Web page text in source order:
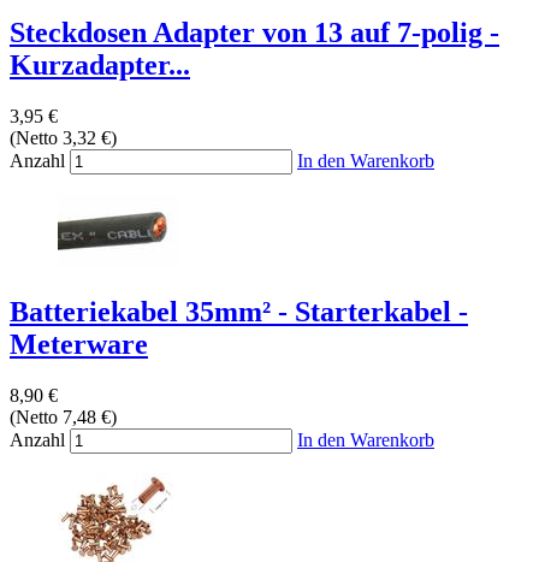
Steckdosen Adapter von 13 auf 7-polig -
Kurzadapter...
3,95 €
(Netto 3,32 €)
Anzahl
In den Warenkorb
Batteriekabel 35mm² - Starterkabel -
Meterware
8,90 €
(Netto 7,48 €)
Anzahl
In den Warenkorb